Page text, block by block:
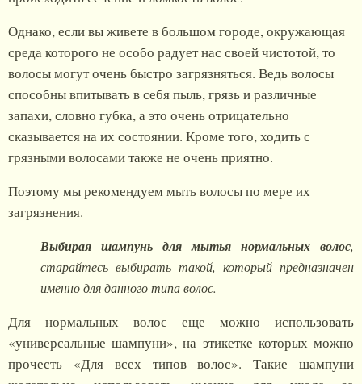
Однако, если вы живете в большом городе, окружающая
среда которого не особо радует нас своей чистотой, то
волосы могут очень быстро загрязняться. Ведь волосы
способны впитывать в себя пыль, грязь и различные
запахи, словно губка, а это очень отрицательно
сказывается на их состоянии. Кроме того, ходить с
грязными волосами также не очень приятно.
Поэтому мы рекомендуем мыть волосы по мере их
загрязнения.
Выбирая шампунь для мытья нормальных волос,
старайтесь выбирать такой, который предназначен
именно для данного типа волос.
Для нормальных волос еще можно использовать
«универсальные шампуни», на этикетке которых можно
прочесть «Для всех типов волос». Такие шампуни